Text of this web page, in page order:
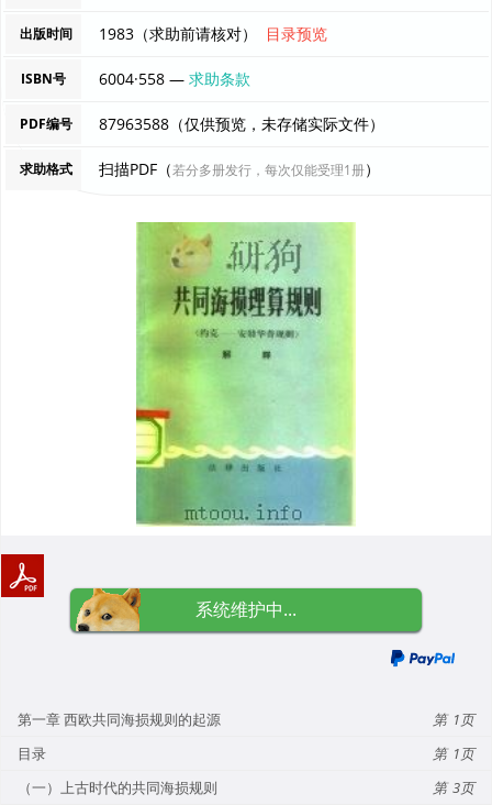
出版时间 1983（求助前请核对） 目录预览
ISBN号 6004·558 —求助条款
PDF编号 87963588（仅供预览，未存储实际文件）
求助格式 扫描PDF（若分多册发行，每次仅能受理1册）
系统维护中...
第一章 西欧共同海损规则的起源
1
目录
1
（一）上古时代的共同海损规则
3